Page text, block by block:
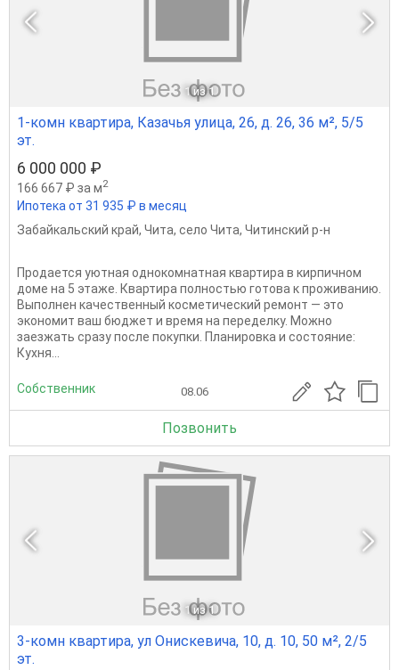
1 из 1
1-комн квартира, Казачья улица, 26, д. 26, 36 м², 5/5
эт.
6 000 000 ₽
166 667 ₽ за м2
Ипотека от 31 935 ₽ в месяц
Забайкальский край, Чита, село Чита, Читинский р-н
Продается уютная однокомнатная квартира в кирпичном
доме на 5 этаже. Квартира полностью готова к проживанию.
Выполнен качественный косметический ремонт — это
экономит ваш бюджет и время на переделку. Можно
заезжать сразу после покупки. Планировка и состояние:
Кухня...
Собственник 08.06
Позвонить
1 из 1
3-комн квартира, ул Онискевича, 10, д. 10, 50 м², 2/5
эт.